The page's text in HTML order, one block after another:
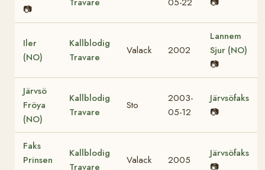
📷
Iler
(NO)
Kallblodig
Travare
Valack 2002
Lannem
Sjur (NO)
📷
Järvsö
Fröya
(NO)
Kallblodig
Travare
Sto
2003-
05-12
Järvsöfaks
📷
Faks
Prinsen
Kallblodig
Travare
Valack 2005
Järvsöfaks
📷